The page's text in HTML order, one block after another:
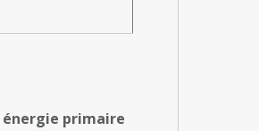
énergie primaire